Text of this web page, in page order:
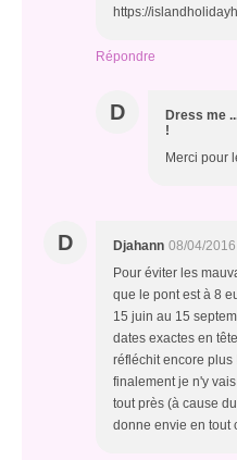
https://
Répondre
D
Dress me
!
Merci pour
D Djahann 08/04/
Pour éviter les
que le pont est à 8
15 juin au 15
dates exactes en
réfléchit encore plus
finalement je n'y
tout près (à cause
donne envie en tout